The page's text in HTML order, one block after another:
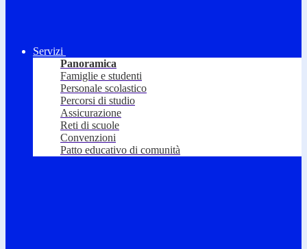
Servizi
Panoramica
Famiglie e studenti
Personale scolastico
Percorsi di studio
Assicurazione
Reti di scuole
Convenzioni
Patto educativo di comunità